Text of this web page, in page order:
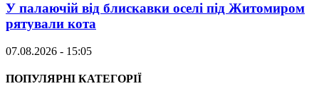
У палаючій від блискавки оселі під Житомиром
рятували кота
07.08.2026 - 15:05
ПОПУЛЯРНІ КАТЕГОРІЇ